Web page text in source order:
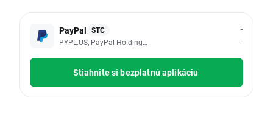
PayPal STC
PYPL.US, PayPal Holdings Inc
-
-
Stiahnite si bezplatnú aplikáciu